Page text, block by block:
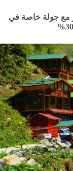
مع جولة خاصة في
30%